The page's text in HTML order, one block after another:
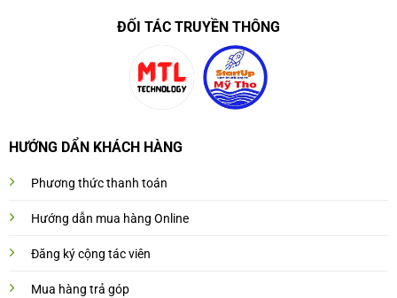
ĐỐI TÁC TRUYỀN THÔNG
HƯỚNG DẨN KHÁCH HÀNG
Phương thức thanh toán
Hướng dẫn mua hàng Online
Đăng ký cộng tác viên
Mua hàng trả góp